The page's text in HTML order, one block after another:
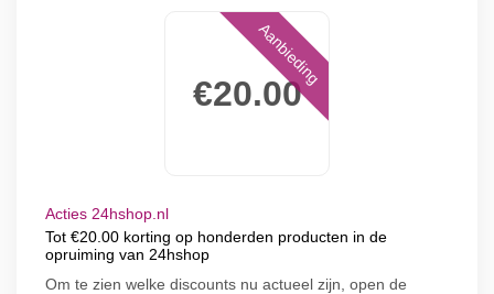
€20.00
Aanbieding
Acties 24hshop.nl
Tot €20.00 korting op honderden producten in de
opruiming van 24hshop
Om te zien welke discounts nu actueel zijn, open de